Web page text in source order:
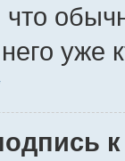
уже